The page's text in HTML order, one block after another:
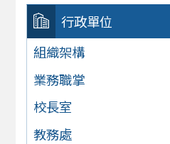
行政單位
組織架構
業務職掌
校長室
教務處